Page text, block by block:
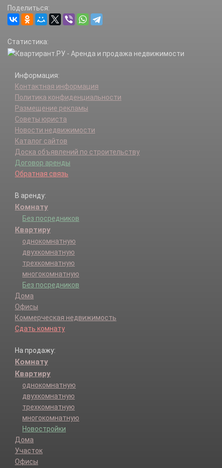
Спортбазы п.
Троицкое д.
Шалово х.
Щапово п.
Поделиться:
Статистика:
Информация:
Контактная информация
Политика конфиденциальности
Размещение рекламы
Советы юриста
Новости недвижимости
Каталог сайтов
Доска объявлений по строительству
Договор аренды
Обратная связь
В аренду:
Комнату
Без посредников
Квартиру
однокомнатную
двухкомнатную
трехкомнатную
многокомнатную
Без посредников
Дома
Офисы
Коммерческая недвижимость
Сдать комнату
На продажу:
Комнату
Квартиру
однокомнатную
двухкомнатную
трехкомнатную
многокомнатную
Новостройки
Дома
Участок
Офисы